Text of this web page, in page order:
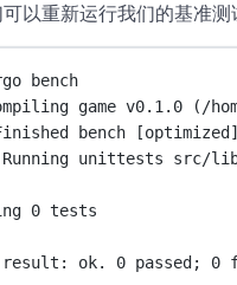
以重新运行我们的基准测
bench
game v0.1.0 (/
bench
Running unittests src/
0 tests
ok. 0 passed; 0